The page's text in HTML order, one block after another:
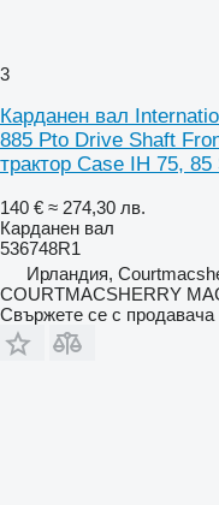
3
Карданен вал
885 Pto Drive Shaft
трактор Case IH 75,
140 € ≈ 274,30 лв.
Карданен вал
536748R1
Ирландия,
COURTMACSHERRY
Свържете се с продавача